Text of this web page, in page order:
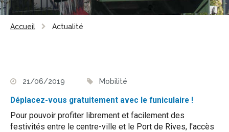
Accueil Actualité
21/06/2019 Mobilité
Déplacez-vous gratuitement avec le funiculaire !
Pour pouvoir profiter librement et facilement des
festivités entre le centre-ville et le Port de Rives, l'accès